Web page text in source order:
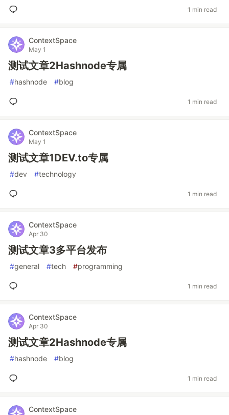
1 min read
ContextSpace
May 1
测试文章2Hashnode专属
#hashnode #blog
1 min read
ContextSpace
May 1
测试文章1DEV.to专属
#dev #technology
1 min read
ContextSpace
Apr 30
测试文章3多平台发布
#general #tech #programming
1 min read
ContextSpace
Apr 30
测试文章2Hashnode专属
#hashnode #blog
1 min read
ContextSpace